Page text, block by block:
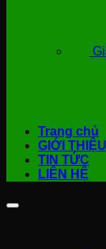
Trang chủ
GIỚI THIỆU
TIN TỨC
LIÊN HỆ